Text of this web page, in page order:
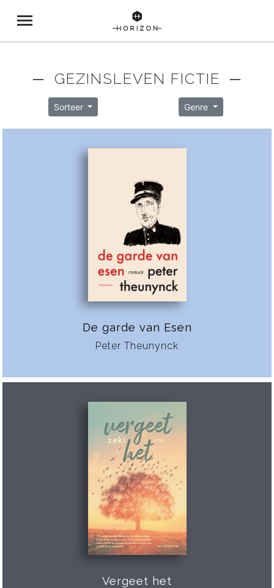
─ GEZINSLEVEN FICTIE ─
Sorteer Genre
De garde van Esen
Peter Theunynck
Vergeet het